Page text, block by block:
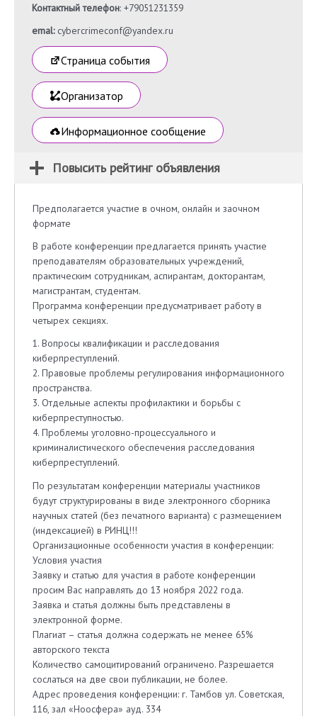
Контактный телефон: +79051231359
emal: cybercrimeconf@yandex.ru
Страница события
Организатор
Информационное сообщение
Повысить рейтинг объявления
Предполагается участие в очном, онлайн и заочном
формате
В работе конференции предлагается принять участие
преподавателям образовательных учреждений,
практическим сотрудникам, аспирантам, докторантам,
магистрантам, студентам.
Программа конференции предусматривает работу в
четырех секциях.
1. Вопросы квалификации и расследования
киберпреступлений.
2. Правовые проблемы регулирования информационного
пространства.
3. Отдельные аспекты профилактики и борьбы с
киберпреступностью.
4. Проблемы уголовно-процессуального и
криминалистического обеспечения расследования
киберпреступлений.
По результатам конференции материалы участников
будут структурированы в виде электронного сборника
научных статей (без печатного варианта) c размещением
(индексацией) в РИНЦ!!!
Организационные особенности участия в конференции:
Условия участия
Заявку и статью для участия в работе конференции
просим Вас направлять до 13 ноября 2022 года.
Заявка и статья должны быть представлены в
электронной форме.
Плагиат – статья должна содержать не менее 65%
авторского текста
Количество самоцитирований ограничено. Разрешается
сослаться на две свои публикации, не более.
Адрес проведения конференции: г. Тамбов ул. Советская,
116, зал «Ноосфера» ауд. 334